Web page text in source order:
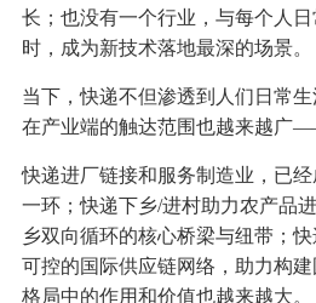
长；也没有一个行业，与每个人
时，成为新技术落地最深的场景。
当下，快递不但渗透到人们日常生
在产业端的触达范围也越来越广
快递进厂链接和服务制造业，已
一环；快递下乡/进村助力农产品
乡双向循环的核心桥梁与纽带；
可控的国际供应链网络，助力构
格局中的作用和价值也越来越大。